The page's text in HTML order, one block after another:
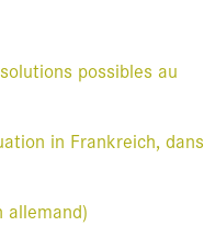
pos­sibles au
in Fran­kreich, dans
alle­mand)